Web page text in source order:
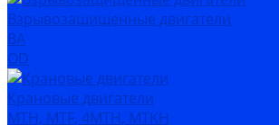
Взрывозащищенные двигатели
ВА
OD
Крановые двигатели
MTH, MTF, 4MTH, MTKH